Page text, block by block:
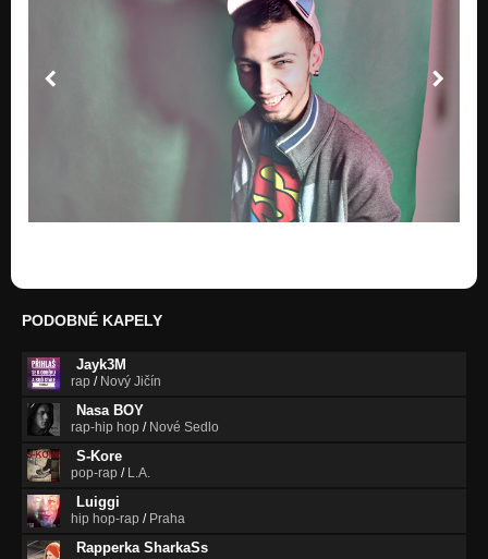
PODOBNÉ KAPELY
Jayk3M
rap / Nový Jičín
Nasa BOY
rap-hip hop / Nové Sedlo
S-Kore
pop-rap / L.A.
Luiggi
hip hop-rap / Praha
Rapperka SharkaSs